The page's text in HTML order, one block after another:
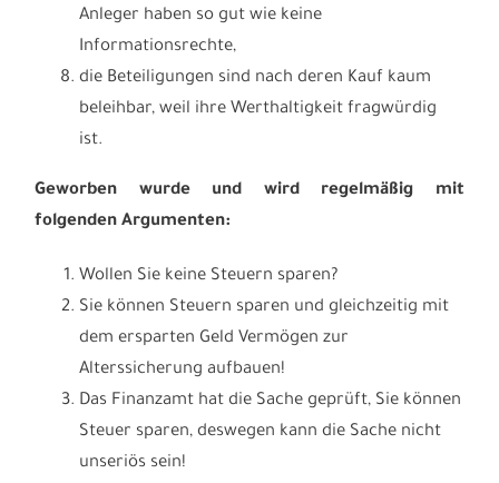
Anleger haben so gut wie keine
Informationsrechte,
die Beteiligungen sind nach deren Kauf kaum
beleihbar, weil ihre Werthaltigkeit fragwürdig
ist.
Geworben wurde und wird regelmäßig mit
folgenden Argumenten:
Wollen Sie keine Steuern sparen?
Sie können Steuern sparen und gleichzeitig mit
dem ersparten Geld Vermögen zur
Alterssicherung aufbauen!
Das Finanzamt hat die Sache geprüft, Sie können
Steuer sparen, deswegen kann die Sache nicht
unseriös sein!